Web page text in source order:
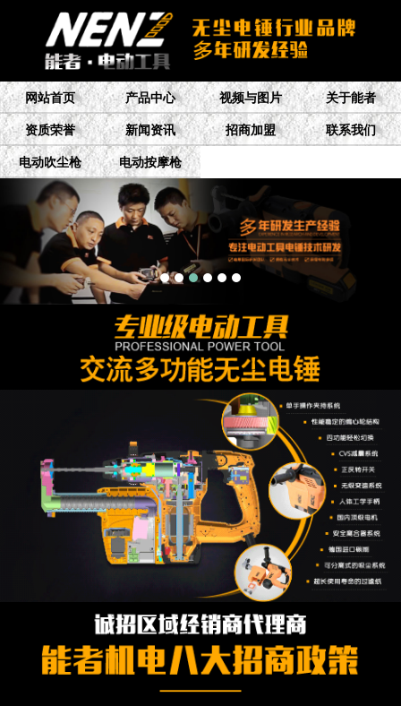
网站首页 产品中心 视频与图片 关于能者
资质荣誉 新闻资讯 招商加盟 联系我们
电动吹尘枪 电动按摩枪